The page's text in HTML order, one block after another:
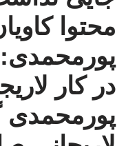
محتوا
در کار